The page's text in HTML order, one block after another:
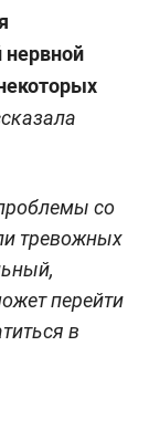
со
тревожных
перейти
в